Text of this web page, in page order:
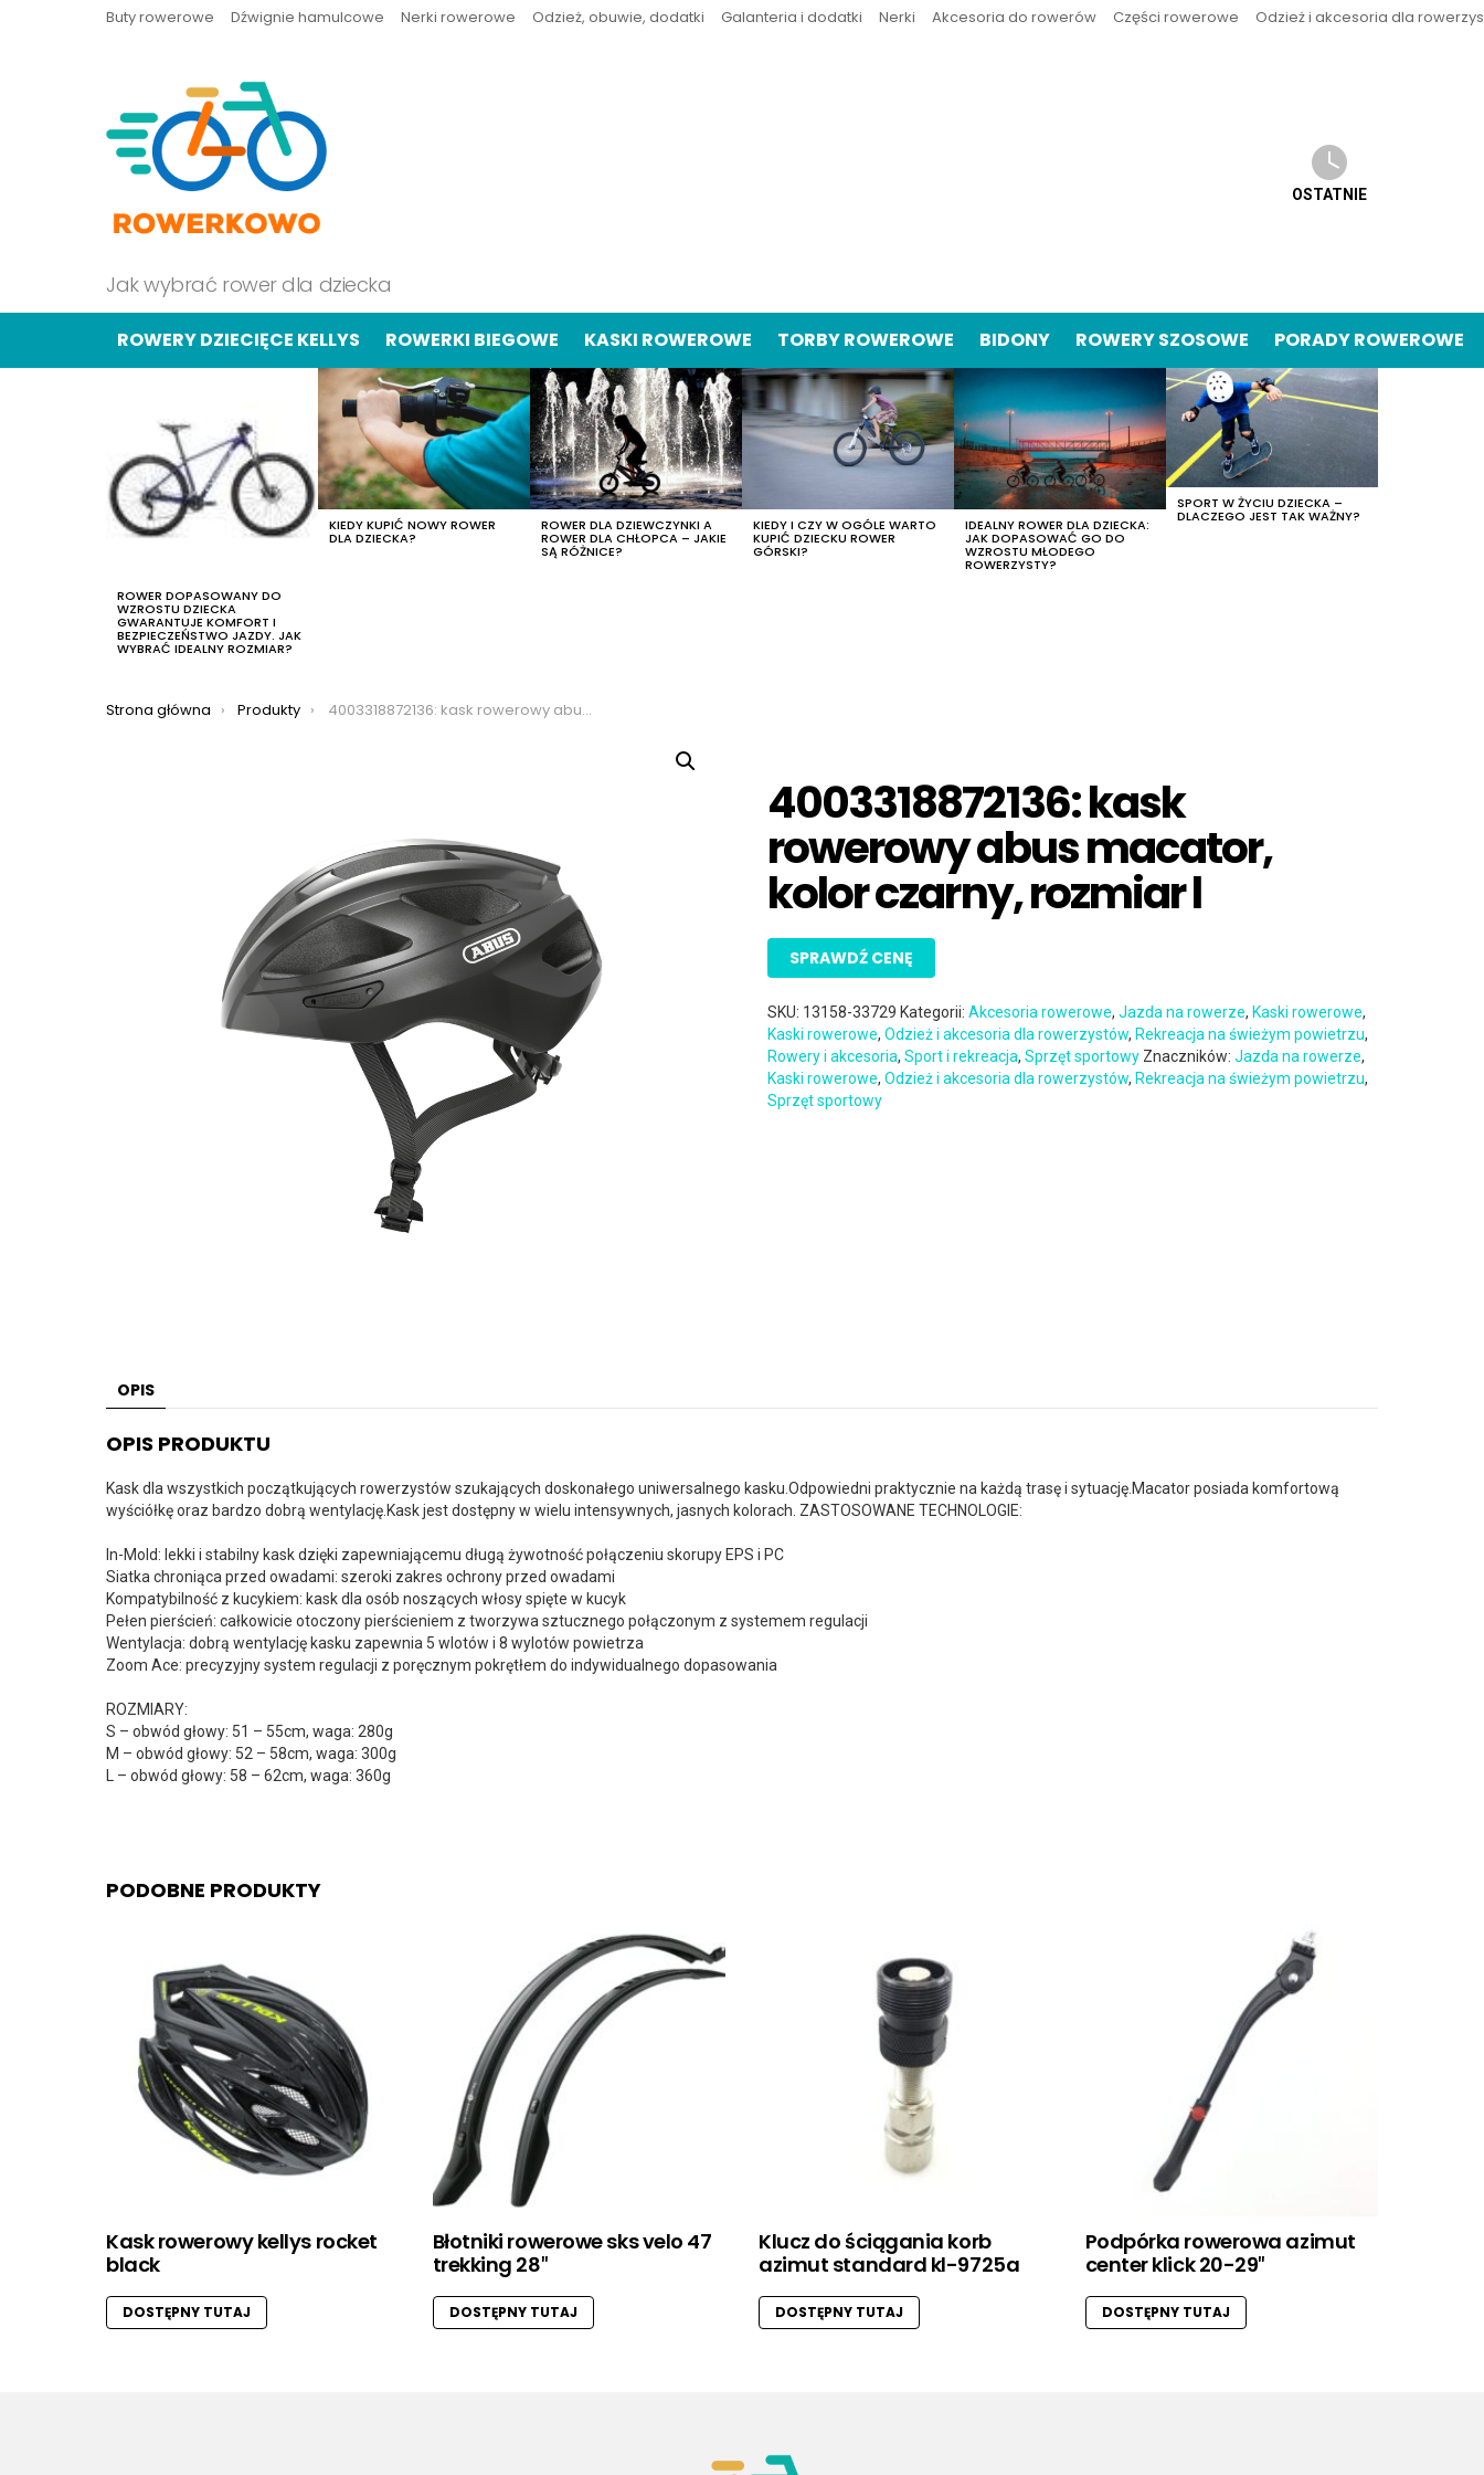
Buty rowerowe Dźwignie hamulcowe Nerki rowerowe Odzież, obuwie, dodatki Galanteria i dodatki Nerki Akcesoria do rowerów Części rowerowe Odzież i akcesoria dla
Jak wybrać rower dla dziecka
OSTATNIE
ROWERY DZIECIĘCE KELLYS ROWERKI BIEGOWE KASKI ROWEROWE TORBY ROWEROWE BIDONY ROWERY SZOSOWE PORADY ROWEROWE
ROWER DOPASOWANY DO
WZROSTU DZIECKA
GWARANTUJE KOMFORT I
BEZPIECZEŃSTWO JAZDY. JAK
WYBRAĆ IDEALNY ROZMIAR?
KIEDY KUPIĆ NOWY ROWER
DLA DZIECKA?
ROWER DLA DZIEWCZYNKI A
ROWER DLA CHŁOPCA – JAKIE
SĄ RÓŻNICE?
KIEDY I CZY W OGÓLE WARTO
KUPIĆ DZIECKU ROWER
GÓRSKI?
IDEALNY ROWER DLA DZIECKA:
JAK DOPASOWAĆ GO DO
WZROSTU MŁODEGO
ROWERZYSTY?
SPORT W ŻYCIU DZIECKA –
DLACZEGO JEST TAK WAŻNY?
Jesteś tutaj:
Strona główna Produkty 4003318872136: kask rowerowy abus macator, kolor czarny, rozmiar l
4003318872136: kask
rowerowy abus macator,
kolor czarny, rozmiar l
SPRAWDŹ CENĘ
SKU: 13158-33729 Kategorii:Akcesoria rowerowe,Jazda na rowerze, Kaski rowerowe,
Kaski rowerowe,Odzież i akcesoria dla rowerzystów, Rekreacja na świeżym powietrzu,
Rowery i akcesoria,Sport i rekreacja,Sprzęt sportowy Znaczników:Jazda na rowerze,
Kaski rowerowe,Odzież i akcesoria dla rowerzystów, Rekreacja na świeżym powietrzu,
Sprzęt sportowy
OPIS
OPIS PRODUKTU
Kask dla wszystkich początkujących rowerzystów szukających doskonałego uniwersalnego kasku.Odpowiedni praktycznie na każdą trasę i sytuację.Macator posiada komfortową
wyściółkę oraz bardzo dobrą wentylację.Kask jest dostępny w wielu intensywnych, jasnych kolorach. ZASTOSOWANE TECHNOLOGIE:
In-Mold: lekki i stabilny kask dzięki zapewniającemu długą żywotność połączeniu skorupy EPS i PC
Siatka chroniąca przed owadami: szeroki zakres ochrony przed owadami
Kompatybilność z kucykiem: kask dla osób noszących włosy spięte w kucyk
Pełen pierścień: całkowicie otoczony pierścieniem z tworzywa sztucznego połączonym z systemem regulacji
Wentylacja: dobrą wentylację kasku zapewnia 5 wlotów i 8 wylotów powietrza
Zoom Ace: precyzyjny system regulacji z poręcznym pokrętłem do indywidualnego dopasowania
ROZMIARY:
S – obwód głowy: 51 – 55cm, waga: 280g
M – obwód głowy: 52 – 58cm, waga: 300g
L – obwód głowy: 58 – 62cm, waga: 360g
PODOBNE PRODUKTY
Kask rowerowy kellys rocket
black
DOSTĘPNY TUTAJ
Błotniki rowerowe sks velo 47
trekking 28″
DOSTĘPNY TUTAJ
Klucz do ściągania korb
azimut standard kl-9725a
DOSTĘPNY TUTAJ
Podpórka rowerowa azimut
center klick 20-29″
DOSTĘPNY TUTAJ